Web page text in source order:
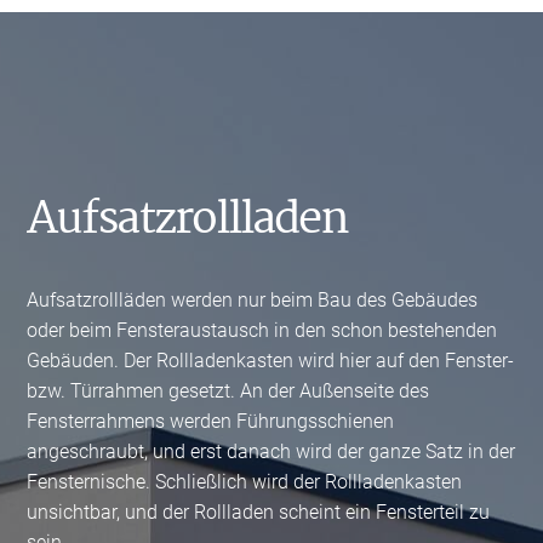
Aufsatzrollladen
Aufsatzrollläden werden nur beim Bau des Gebäudes
oder beim Fensteraustausch in den schon bestehenden
Gebäuden. Der Rollladenkasten wird hier auf den Fenster-
bzw. Türrahmen gesetzt. An der Außenseite des
Fensterrahmens werden Führungsschienen
angeschraubt, und erst danach wird der ganze Satz in der
Fensternische. Schließlich wird der Rollladenkasten
unsichtbar, und der Rollladen scheint ein Fensterteil zu